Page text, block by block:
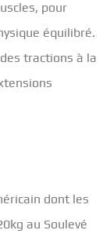
pour
équilibré.
tractions à la
dont les
au Soulevé